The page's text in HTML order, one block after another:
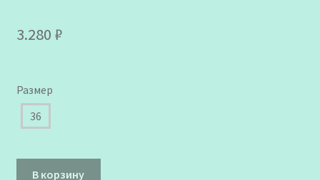
3.280 ₽
Размер
36
В корзину